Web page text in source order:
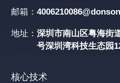
邮箱：
地址：深圳市南山区粤海街
号深圳湾科技生态园
核心技术